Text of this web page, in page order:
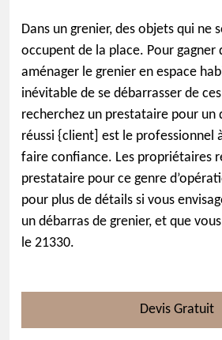
Dans un grenier, des objets qui ne
occupent de la place. Pour gagner
aménager le grenier en espace
inévitable de se débarrasser de
recherchez un prestataire pour un
réussi {client] est le professionnel
faire confiance. Les propriétaires
prestataire pour ce genre
pour plus de détails si vous
un débarras de grenier, et que
le 21330.
Devis Gratuit